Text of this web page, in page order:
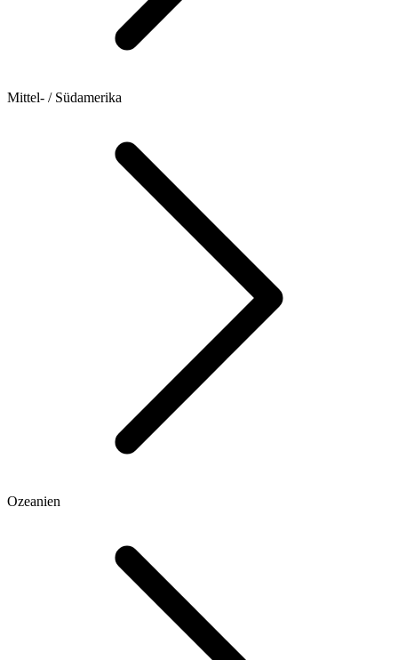
Mittel- / Südamerika
Ozeanien